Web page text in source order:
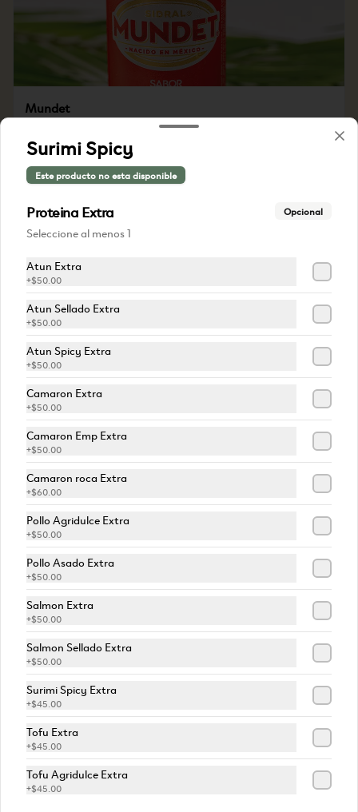
Mundet
$55.00
Sprite
Refresco
$55.00
Conócenos
Cobertura
Términos y condiciones
Política de privacidad
Redes sociales
Instagram
Facebook
Surimi Spicy
Este producto no esta disponible
Proteina Extra Opcional
Seleccione al menos 1
Atun Extra
+$50.00
Atun Sellado Extra
+$50.00
Atun Spicy Extra
+$50.00
Camaron Extra
+$50.00
Camaron Emp Extra
+$50.00
Camaron roca Extra
+$60.00
Pollo Agridulce Extra
+$50.00
Pollo Asado Extra
+$50.00
Salmon Extra
+$50.00
Salmon Sellado Extra
+$50.00
Surimi Spicy Extra
+$45.00
Tofu Extra
+$45.00
Tofu Agridulce Extra
+$45.00